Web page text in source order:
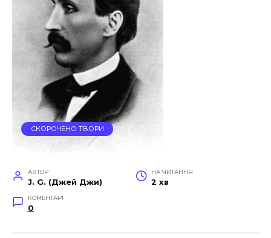
СКОРОЧЕНО ТВОРИ
АВТОР
J. G. (Джей Джи)
НА ЧИТАННЯ
2 хв
КОМЕНТАРІ
0